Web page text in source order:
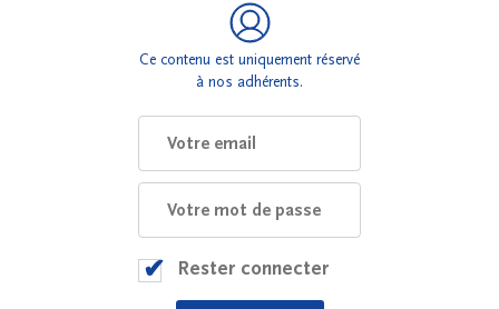
Ce contenu est uniquement réservé
à nos adhérents.
Rester connecter